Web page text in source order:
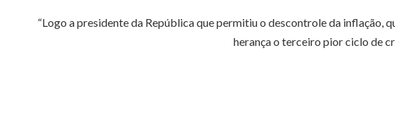
“Logo a presidente da República que permitiu o descontrole da
herança o terceiro pior ciclo de